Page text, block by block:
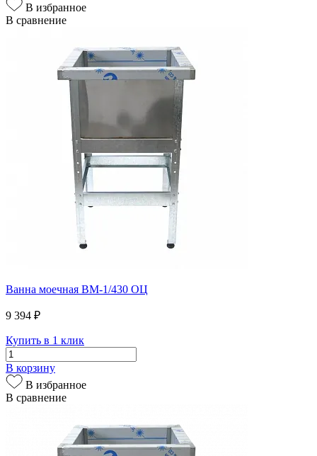
В избранное
В сравнение
Ванна моечная ВМ-1/430 ОЦ
9 394 ₽
Купить в 1 клик
В корзину
В избранное
В сравнение